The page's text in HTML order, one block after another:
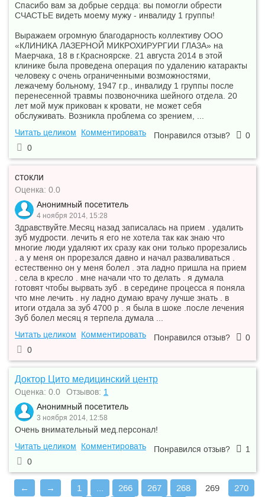
Спасибо вам за добрые сердца: вы помогли обрести
СЧАСТЬЕ видеть моему мужу - инвалиду 1 группы!
Выражаем огромную благодарность коллективу ООО
«КЛИНИКА ЛАЗЕРНОЙ МИКРОХИРУРГИИ ГЛАЗА» на
Маерчака, 18 в г.Красноярске. 21 августа 2014 в этой
клинике была проведена операция по удалению катаракты
человеку с очень ограниченными возможностями,
лежачему больному, 1947 г.р., инвалиду 1 группы после
перенесенной травмы позвоночника шейного отдела. 20
лет мой муж прикован к кровати, не может себя
обслуживать. Возникла проблема со зрением, ...
Читать целиком
Комментировать Понравился отзыв?
0
0
стокли
Оценка: 0.0
Анонимный посетитель
4 ноября 2014, 15:28
Здравствуйте.Месяц назад записалась на прием . удалить
зуб мудрости. лечить я его не хотела так как знаю что
многие люди удаляют их сразу как они только прорезались
. а у меня он прорезался давно и начал разваливаться .
естественно он у меня болел . эта ладно пришла на прием
. села в кресло . мне начали что то делать . я думала
готовят чтобы вырвать зуб . в середине процесса я поняла
что мне лечить . ну ладно думаю врачу лучше знать . в
итоги отдала за зуб 4700 р . я была в шоке .после лечения
Зуб болел месяц я терпела думала ...
Читать целиком
Комментировать Понравился отзыв?
0
0
Доктор Цито медицинский центр
Оценка: 0.0 Отзывов: 1
Анонимный посетитель
3 ноября 2014, 12:58
Очень внимательный мед.персонал!
Читать целиком
Комментировать Понравился отзыв?
1
0
← → 1 266 267 268 269 270